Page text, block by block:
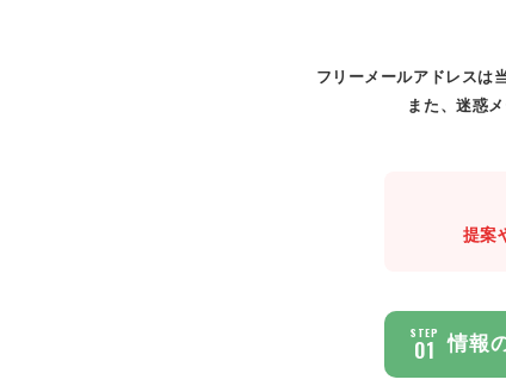
フリーメールアドレスは
また、迷惑
提案
STEP
01 情報